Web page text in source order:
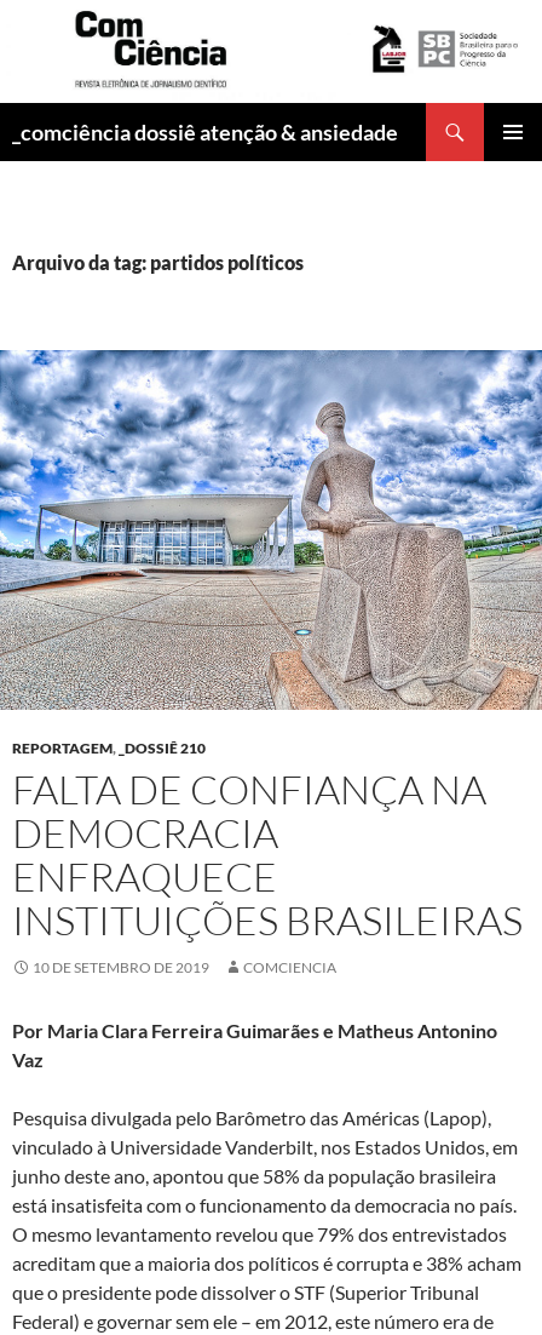
_comciência dossiê atenção & ansiedade
Arquivo da tag: partidos políticos
REPORTAGEM, _DOSSIÊ 210
FALTA DE CONFIANÇA NA
DEMOCRACIA
ENFRAQUECE
INSTITUIÇÕES BRASILEIRAS
10 DE SETEMBRO DE 2019 COMCIENCIA
Por Maria Clara Ferreira Guimarães e Matheus Antonino
Vaz
Pesquisa divulgada pelo Barômetro das Américas (Lapop),
vinculado à Universidade Vanderbilt, nos Estados Unidos, em
junho deste ano, apontou que 58% da população brasileira
está insatisfeita com o funcionamento da democracia no país.
O mesmo levantamento revelou que 79% dos entrevistados
acreditam que a maioria dos políticos é corrupta e 38% acham
que o presidente pode dissolver o STF (Superior Tribunal
Federal) e governar sem ele – em 2012, este número era de